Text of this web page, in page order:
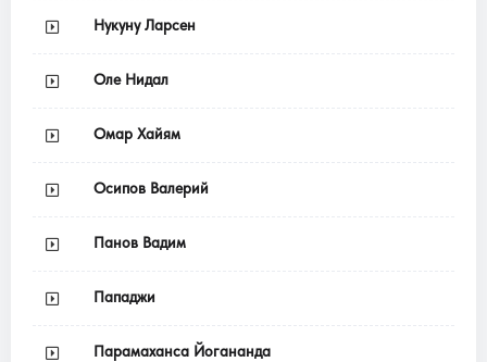
Нукуну Ларсен
Оле Нидал
Омар Хайям
Осипов Валерий
Панов Вадим
Пападжи
Парамаханса Йогананда